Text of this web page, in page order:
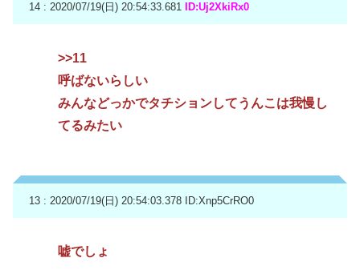
14 : 2020/07/19(日) 20:54:33.681 ID:Uj2XkiRx0
>>11
呼ばないらしい
みんなどっかでタチションしてうんこは我慢し
てるみたい
13 : 2020/07/19(日) 20:54:03.378 ID:Xnp5CrRO0
嘘でしょ